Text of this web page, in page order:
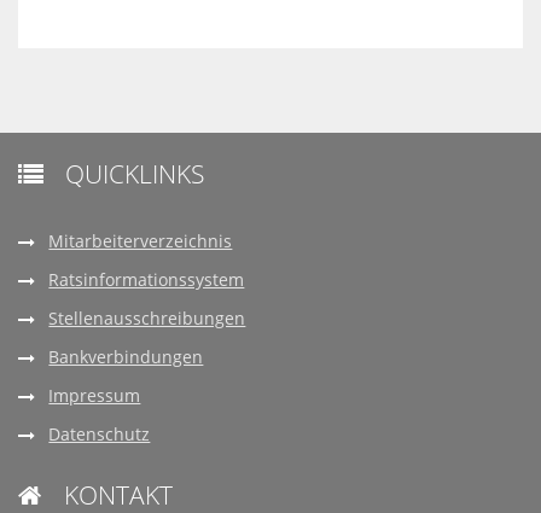
 QUICKLINKS
Mitarbeiterverzeichnis
Ratsinformationssystem
Stellenausschreibungen
Bankverbindungen
Impressum
Datenschutz
 KONTAKT